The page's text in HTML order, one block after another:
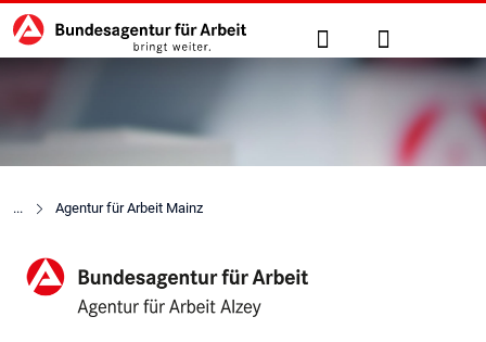
zu den Hauptinhalten springen
Hauptnavigation Suche Anmelden
Agentur für Arbeit Mainz
Agentur für Arbeit Alzey